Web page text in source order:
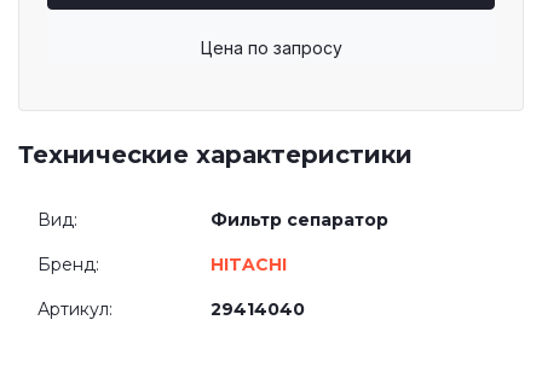
Цена по запросу
Технические характеристики
Вид: Фильтр сепаратор
Бренд: HITACHI
Артикул: 29414040